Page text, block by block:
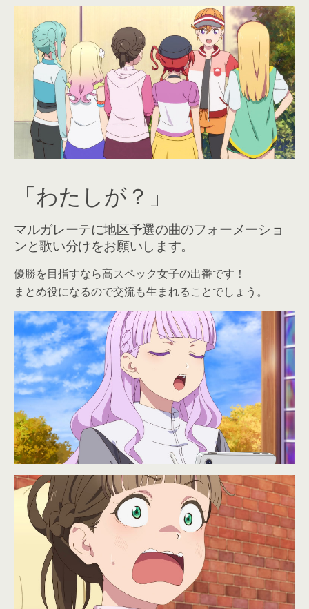
「わたしが？」
マルガレーテに地区予選の曲のフォーメーショ
ンと歌い分けをお願いします。
優勝を目指すなら高スペック女子の出番です！
まとめ役になるので交流も生まれることでしょう。